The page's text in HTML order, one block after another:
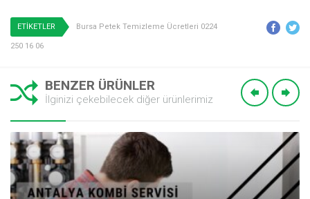
ETİKETLER Bursa Petek Temizleme Ücretleri 0224
250 16 06
BENZER ÜRÜNLER
İlginizi çekebilecek diğer ürünlerimiz